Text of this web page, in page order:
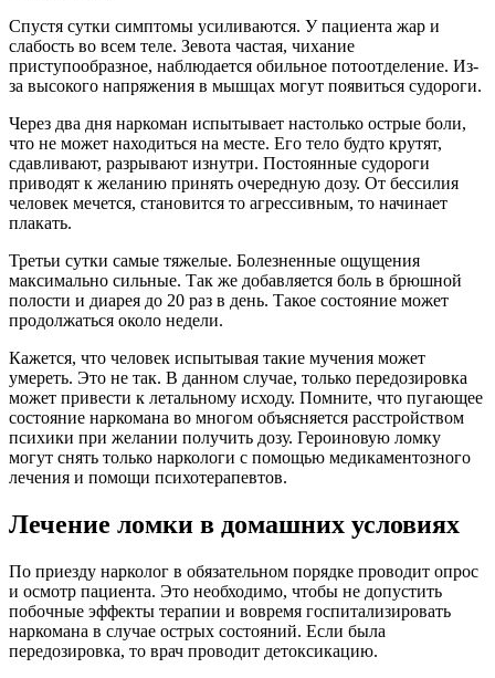
Спустя сутки симптомы усиливаются. У пациента жар и
слабость во всем теле. Зевота частая, чихание
приступообразное, наблюдается обильное потоотделение. Из-
за высокого напряжения в мышцах могут появиться судороги.
Через два дня наркоман испытывает настолько острые боли,
что не может находиться на месте. Его тело будто крутят,
сдавливают, разрывают изнутри. Постоянные судороги
приводят к желанию принять очередную дозу. От бессилия
человек мечется, становится то агрессивным, то начинает
плакать.
Третьи сутки самые тяжелые. Болезненные ощущения
максимально сильные. Так же добавляется боль в брюшной
полости и диарея до 20 раз в день. Такое состояние может
продолжаться около недели.
Кажется, что человек испытывая такие мучения может
умереть. Это не так. В данном случае, только передозировка
может привести к летальному исходу. Помните, что пугающее
состояние наркомана во многом объясняется расстройством
психики при желании получить дозу. Героиновую ломку
могут снять только наркологи с помощью медикаментозного
лечения и помощи психотерапевтов.
Лечение ломки в домашних условиях
По приезду нарколог в обязательном порядке проводит опрос
и осмотр пациента. Это необходимо, чтобы не допустить
побочные эффекты терапии и вовремя госпитализировать
наркомана в случае острых состояний. Если была
передозировка, то врач проводит детоксикацию.